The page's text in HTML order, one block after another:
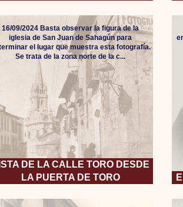
DE LA CALLE TORO DESDE
LA PUERTA DE TORO
16/09/2024 Basta observar la figura de la
iglesia de San Juan de Sahagún para
el lugar que muestra esta fotografía.
Se trata de la zona norte de la c...